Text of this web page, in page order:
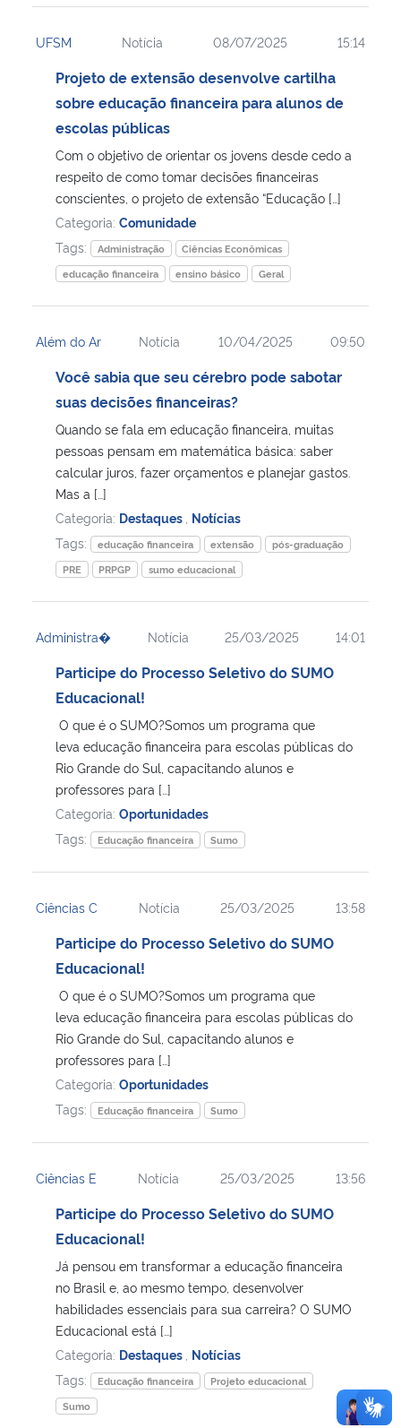
UFSM Notícia 08/07/2025 15:14
Projeto de extensão desenvolve cartilha
sobre educação financeira para alunos de
escolas públicas
Com o objetivo de orientar os jovens desde cedo a
respeito de como tomar decisões financeiras
conscientes, o projeto de extensão “Educação […]
Categoria: Comunidade
Tags:
Administração
Ciências Econômicas
educação financeira
ensino básico Geral
Além do Ar Notícia 10/04/2025 09:50
Você sabia que seu cérebro pode sabotar
suas decisões financeiras?
Quando se fala em educação financeira, muitas
pessoas pensam em matemática básica: saber
calcular juros, fazer orçamentos e planejar gastos.
Mas a […]
Categoria: Destaques Notícias
Tags:
educação financeira extensão
pós-graduação
PRE
PRPGP sumo educacional
Administra� Notícia 25/03/2025 14:01
Participe do Processo Seletivo do SUMO
Educacional!
O que é o SUMO?Somos um programa que
leva educação financeira para escolas públicas do
Rio Grande do Sul, capacitando alunos e
professores para […]
Categoria: Oportunidades
Tags:
Educação financeira Sumo
Ciências C Notícia 25/03/2025 13:58
Participe do Processo Seletivo do SUMO
Educacional!
O que é o SUMO?Somos um programa que
leva educação financeira para escolas públicas do
Rio Grande do Sul, capacitando alunos e
professores para […]
Categoria: Oportunidades
Tags:
Educação financeira Sumo
Ciências E Notícia 25/03/2025 13:56
Participe do Processo Seletivo do SUMO
Educacional!
Já pensou em transformar a educação financeira
no Brasil e, ao mesmo tempo, desenvolver
habilidades essenciais para sua carreira? O SUMO
Educacional está […]
Categoria: Destaques Notícias
Tags:
Educação financeira
Projeto educacional
Sumo